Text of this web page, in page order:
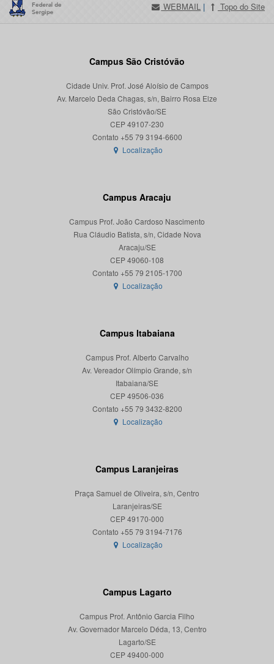
WEBMAIL | Topo do Site
Campus São Cristóvão
Cidade Univ. Prof. José Aloísio de Campos
Av. Marcelo Deda Chagas, s/n, Bairro Rosa Elze
São Cristóvão/SE
CEP 49107-230
Localização
Campus Aracaju
Campus Prof. João Cardoso Nascimento
Rua Cláudio Batista, s/n, Cidade Nova
Aracaju/SE
CEP 49060-108
Localização
Campus Itabaiana
Campus Prof. Alberto Carvalho
Av. Vereador Olímpio Grande, s/n
Itabaiana/SE
CEP 49506-036
Localização
Campus Laranjeiras
Praça Samuel de Oliveira, s/n, Centro
Laranjeiras/SE
CEP 49170-000
Localização
Campus Lagarto
Campus Prof. Antônio Garcia Filho
Av. Governador Marcelo Déda, 13, Centro
Lagarto/SE
CEP 49400-000